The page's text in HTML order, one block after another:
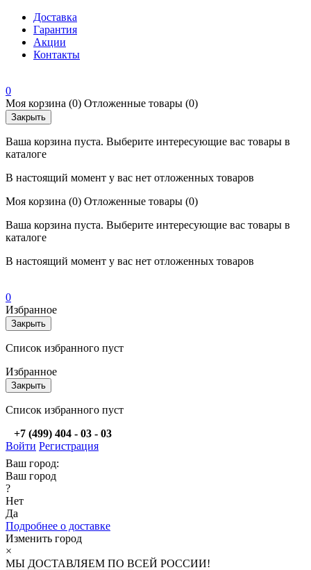
Доставка
Гарантия
Акции
Контакты
0
Моя корзина (0) Отложенные товары (0)
Закрыть
Ваша корзина пуста. Выберите интересующие вас товары в
каталоге
В настоящий момент у вас нет отложенных товаров
Моя корзина (0) Отложенные товары (0)
Ваша корзина пуста. Выберите интересующие вас товары в
каталоге
В настоящий момент у вас нет отложенных товаров
0
Избранное
Закрыть
Список избранного пуст
Избранное
Закрыть
Список избранного пуст
+7 (499) 404 - 03 - 03
Войти Регистрация
Ваш город:
Ваш город
?
Нет
Да
Подробнее о доставке
Изменить город
×
МЫ ДОСТАВЛЯЕМ ПО ВСЕЙ РОССИИ!